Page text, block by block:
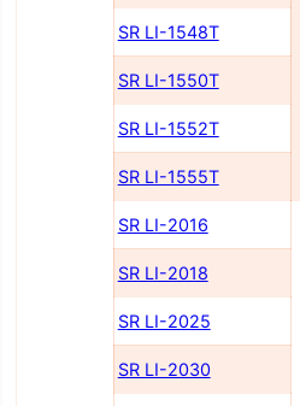
SR LI-1548Т
SR LI-1550Т
SR LI-1552Т
SR LI-1555Т
SR LI-2016
SR LI-2018
SR LI-2025
SR LI-2030